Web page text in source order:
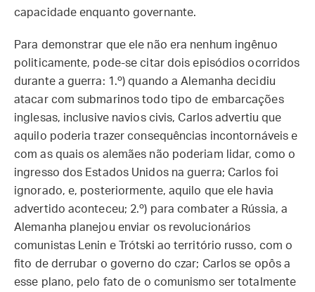
capacidade enquanto governante.
Para demonstrar que ele não era nenhum ingênuo
politicamente, pode-se citar dois episódios ocorridos
durante a guerra: 1.º) quando a Alemanha decidiu
atacar com submarinos todo tipo de embarcações
inglesas, inclusive navios civis, Carlos advertiu que
aquilo poderia trazer consequências incontornáveis e
com as quais os alemães não poderiam lidar, como o
ingresso dos Estados Unidos na guerra; Carlos foi
ignorado, e, posteriormente, aquilo que ele havia
advertido aconteceu; 2.º) para combater a Rússia, a
Alemanha planejou enviar os revolucionários
comunistas Lenin e Trótski ao território russo, com o
fito de derrubar o governo do czar; Carlos se opôs a
esse plano, pelo fato de o comunismo ser totalmente